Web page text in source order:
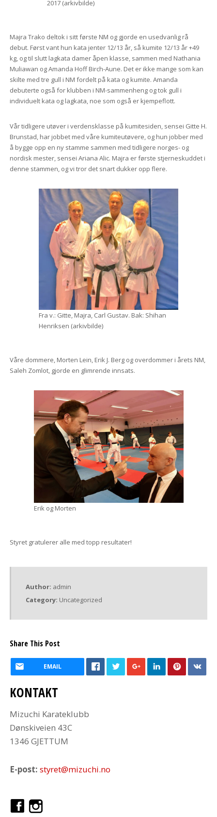
2017 (arkivbilde)
Majra Trako deltok i sitt første NM og gjorde en usedvanlig rå
debut. Først vant hun kata jenter 12/13 år, så kumite 12/13 år +49
kg, og til slutt lagkata damer åpen klasse, sammen med Nathania
Muliawan og Amanda Hoff Birch-Aune. Det er ikke mange som kan
skilte med tre gull i NM fordelt på kata og kumite. Amanda
debuterte også for klubben i NM-sammenheng og tok gull i
individuelt kata og lagkata, noe som også er kjempeflott.
Vår tidligere utøver i verdensklasse på kumitesiden, sensei Gitte H.
Brunstad, har jobbet med våre kumiteutøvere, og hun jobber med
å bygge opp en ny stamme sammen med tidligere norges- og
nordisk mester, sensei Ariana Alic. Majra er første stjerneskuddet i
denne stammen, og vi tror det snart dukker opp flere.
Fra v.: Gitte, Majra, Carl Gustav. Bak: Shihan
Henriksen (arkivbilde)
Våre dommere, Morten Lein, Erik J. Berg og overdommer i årets NM,
Saleh Zomlot, gjorde en glimrende innsats.
Erik og Morten
Styret gratulerer alle med topp resultater!
Author: admin
Category: Uncategorized
Share This Post
EMAIL
KONTAKT
Mizuchi Karateklubb
Dønskiveien 43C
1346 GJETTUM
E-post: styret@mizuchi.no